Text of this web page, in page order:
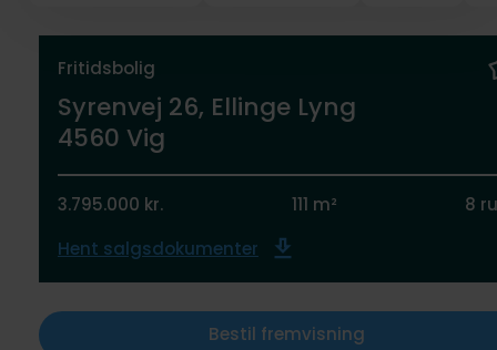
Fritidsbolig
Syrenvej 26, Ellinge Lyng
4560 Vig
3.795.000 kr. 111 m²
8
Hent salgsdokumenter
Bestil fremvisning